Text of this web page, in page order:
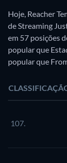
Hoje, Reacher
de Streaming
em 57 posições
popular que
popular que
107.